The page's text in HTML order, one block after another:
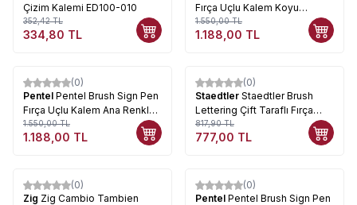
Çizim Kalemi ED100-010
352,42TL
334,80 TL
Fırça Uçlu Kalem Koyu
Renkler 6lı Set 3
1.550,00TL
1.188,00 TL
%23
(0)
Pentel Pentel Brush Sign Pen
Fırça Uçlu Kalem Ana Renkler
6lı Set 2
1.550,00TL
1.188,00 TL
%5
(0)
Staedtler Staedtler Brush
Lettering Çift Taraflı Fırça
Uçlu Kalem 12li 3004 TB12
817,90TL
777,00 TL
(0)
Zig Zig Cambio Tambien
(0)
Pentel Pentel Brush Sign Pen